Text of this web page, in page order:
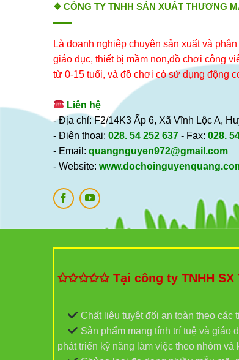
❖ CÔNG TY TNHH SẢN XUẤT THƯƠNG
Là doanh nghiệp chuyên sản xuất và
giáo dục, thiết bị mầm non,đồ chơi công
từ 0-15 tuổi, và đồ chơi có sử dụng động
Liên hệ
- Địa chỉ: F2/14K3 Ấp 6, Xã Vĩnh Lộc A,
- Điện thoại: 028. 54 252 637 - Fax: 028.
- Email: quangnguyen972@gmail.com
- Website:
✩✩✩✩✩ Tại công ty TNHH SX
Chất liệu tuyệt đối an toàn theo các
Sản phẩm mang tính trí tuệ và giáo
phát triển kỹ năng làm việc theo nhóm và